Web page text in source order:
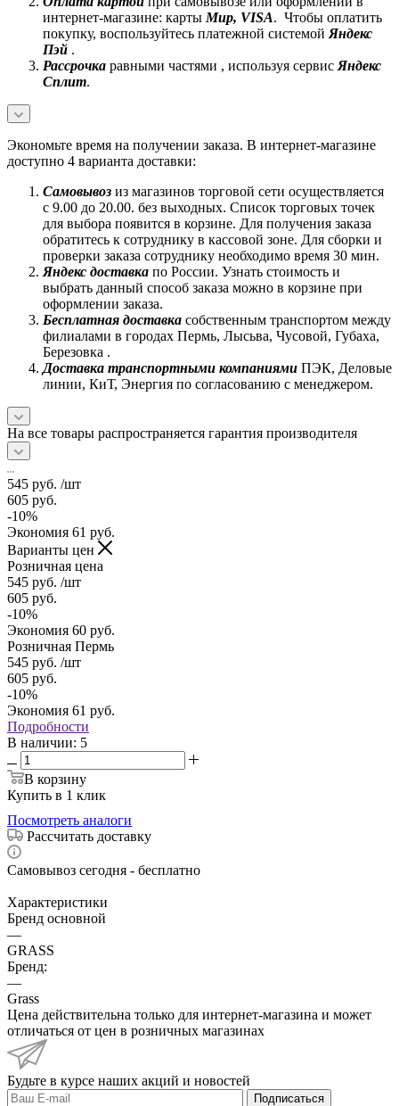
интернет-магазине: карты Mир, VISA. Чтобы оплатить
покупку, воспользуйтесь платежной системой Яндекс
Пэй .
Рассрочка равными частями , используя сервис Яндекс
Сплит.
Экономьте время на получении заказа. В интернет-магазине
доступно 4 варианта доставки:
Самовывоз из магазинов торговой сети осуществляется
с 9.00 до 20.00. без выходных. Список торговых точек
для выбора появится в корзине. Для получения заказа
обратитесь к сотруднику в кассовой зоне. Для сборки и
проверки заказа сотруднику необходимо время 30 мин.
Яндекс доставка по России. Узнать стоимость и
выбрать данный способ заказа можно в корзине при
оформлении заказа.
Бесплатная доставка собственным транспортом между
филиалами в городах Пермь, Лысьва, Чусовой, Губаха,
Березовка .
Доставка транспортными компаниями ПЭК, Деловые
линии, КиТ, Энергия по согласованию с менеджером.
На все товары распространяется гарантия производителя
545 руб. /шт
605 руб.
-10%
Экономия 61 руб.
Варианты цен
Розничная цена
545 руб. /шт
605 руб.
-10%
Экономия 60 руб.
Розничная Пермь
545 руб. /шт
605 руб.
-10%
Экономия 61 руб.
Подробности
В наличии: 5
В корзину
Купить в 1 клик
Посмотреть аналоги
Рассчитать доставку
Самовывоз сегодня - бесплатно
Характеристики
Бренд основной
—
GRASS
Бренд:
—
Grass
Цена действительна только для интернет-магазина и может
отличаться от цен в розничных магазинах
Будьте в курсе наших акций и новостей
Подписаться